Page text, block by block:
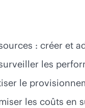
: créer et
les
le
les coûts en